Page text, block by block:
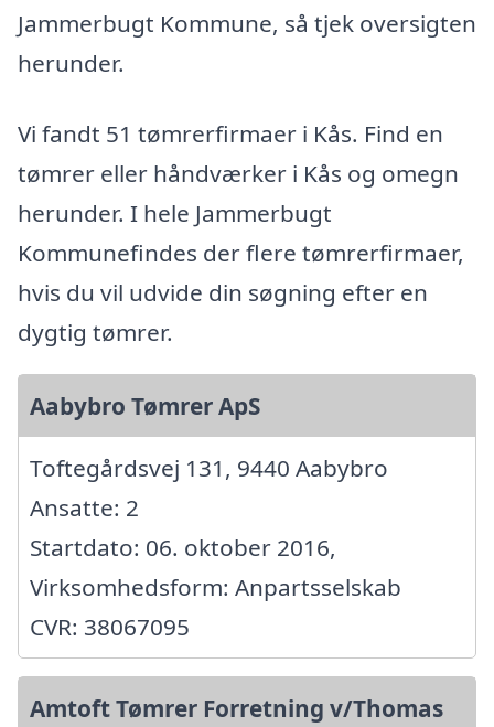
Jammerbugt Kommune, så tjek oversigten
herunder.
Vi fandt 51 tømrerfirmaer i Kås. Find en
tømrer eller håndværker i Kås og omegn
herunder. I hele Jammerbugt
Kommunefindes der flere tømrerfirmaer,
hvis du vil udvide din søgning efter en
dygtig tømrer.
Aabybro Tømrer ApS
Toftegårdsvej 131, 9440 Aabybro
Ansatte: 2
Startdato: 06. oktober 2016,
Virksomhedsform: Anpartsselskab
CVR: 38067095
Amtoft Tømrer Forretning v/Thomas